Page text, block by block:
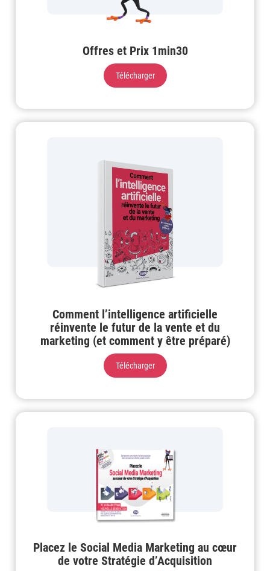
Offres et Prix 1min30
Télécharger
Comment l’intelligence artificielle
réinvente le futur de la vente et du
marketing (et comment y être préparé)
Télécharger
Placez le Social Media Marketing au cœur
de votre Stratégie d’Acquisition